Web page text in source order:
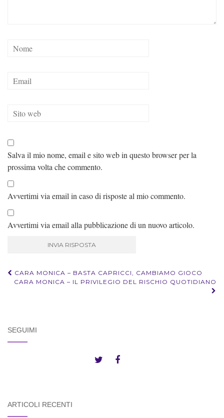
Salva il mio nome, email e sito web in questo browser per la
prossima volta che commento.
Avvertimi via email in caso di risposte al mio commento.
Avvertimi via email alla pubblicazione di un nuovo articolo.
Navigazione
CARA MONICA – BASTA CAPRICCI, CAMBIAMO GIOCO
CARA MONICA – IL PRIVILEGIO DEL RISCHIO QUOTIDIANO
SEGUIMI
ARTICOLI RECENTI